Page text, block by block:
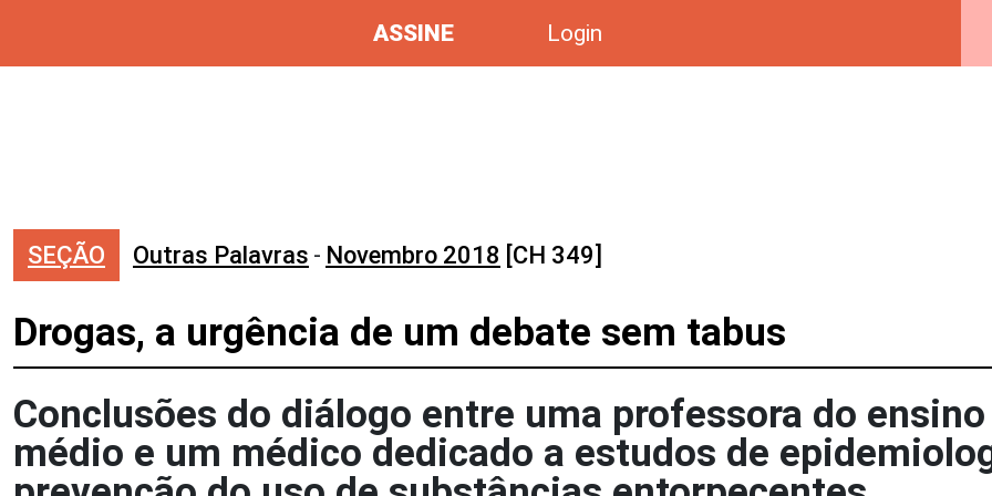
ASSINE Login
SEÇÃO Outras Palavras - Novembro 2018 [CH 349]
Drogas, a urgência de um debate sem tabus
Conclusões do diálogo entre uma professora do ensino
médio e um médico dedicado a estudos de